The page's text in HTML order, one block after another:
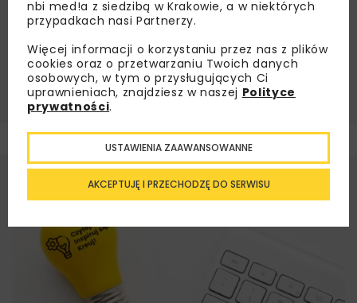
BRAK PRACOWNIKÓW
BUDOWNICTWO
GRUPA PROGRES
nbi med!a z siedzibą w Krakowie, a w niektórych
przypadkach nasi Partnerzy.
Więcej informacji o korzystaniu przez nas z plików
cookies oraz o przetwarzaniu Twoich danych
osobowych, w tym o przysługujących Ci
uprawnieniach, znajdziesz w naszej Polityce
prywatności.
AKCEPTUJĘ I PRZECHODZĘ DO SERWISU
USTAWIENIA ZAAWANSOWANNE